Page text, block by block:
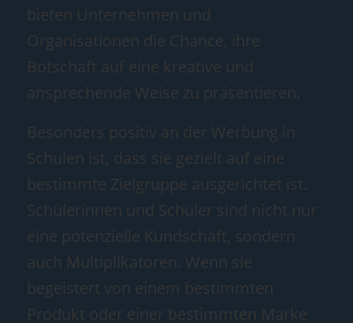
bieten Unternehmen und
Organisationen die Chance, ihre
Botschaft auf eine kreative und
ansprechende Weise zu präsentieren.
Besonders positiv an der Werbung in
Schulen ist, dass sie gezielt auf eine
bestimmte Zielgruppe ausgerichtet ist.
Schülerinnen und Schüler sind nicht nur
eine potenzielle Kundschaft, sondern
auch Multiplikatoren. Wenn sie
begeistert von einem bestimmten
Produkt oder einer bestimmten Marke